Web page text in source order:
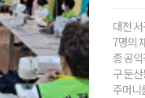
대전
7명의
종 공
구 둔
주머니